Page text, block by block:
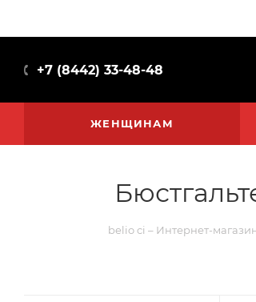
+7 (8442) 33-48-48
ЖЕНЩИНАМ
belio ci – Интернет-